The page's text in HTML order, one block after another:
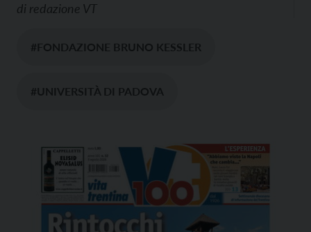
di redazione VT
#FONDAZIONE BRUNO KESSLER
#UNIVERSITÀ DI PADOVA